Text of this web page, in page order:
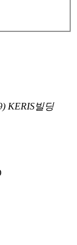
KERIS빌딩